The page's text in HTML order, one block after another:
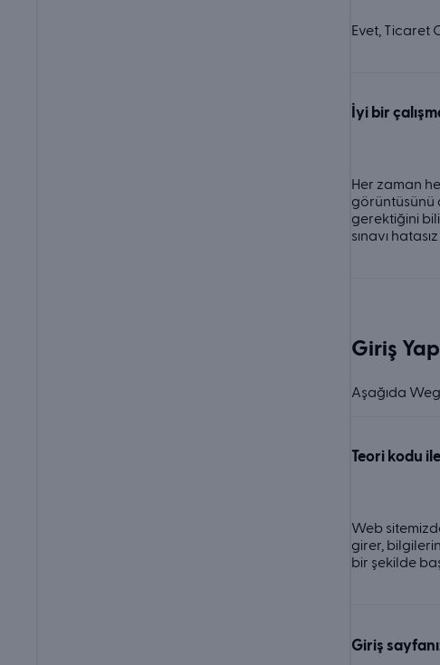
Evet, Ticaret
İyi bir
Her zaman
görüntüsünü
gerektiğini
sınavı
Giriş
Aşağıda
Teori kodu
Web
girer,
bir şekilde
Giriş